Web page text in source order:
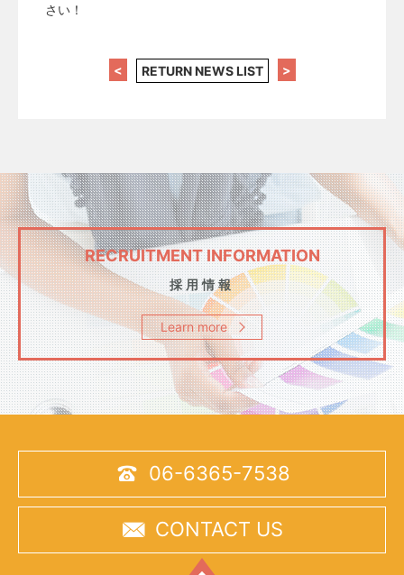
さい！
< RETURN NEWS LIST >
RECRUITMENT INFORMATION
採用情報
Learn more
 06-6365-7538
 CONTACT US